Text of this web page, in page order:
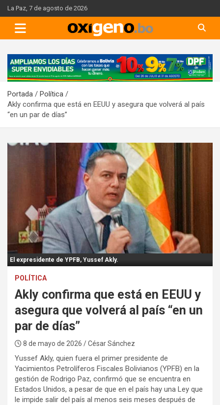
Skip
to
content
La Paz, 7 de agosto de 2026
A
d
e
r
t
Portada
Política
Akly confirma que está en EEUU y asegura que volverá al país
“en un par de días”
El expresidente de YPFB, Yussef Akly.
POLÍTICA
Akly confirma que está en EEUU y
asegura que volverá al país “en un
par de días”
8 de mayo de 2026 / César Sánchez
Yussef Akly, quien fuera el primer presidente de
Yacimientos Petrolíferos Fiscales Bolivianos (YPFB) en la
gestión de Rodrigo Paz, confirmó que se encuentra en
Estados Unidos, a pesar de que en el país hay una Ley que
le impide salir del país al menos seis meses después de